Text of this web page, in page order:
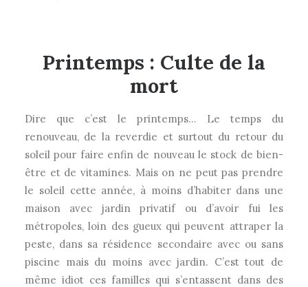
Printemps : Culte de la
mort
Dire que c’est le printemps… Le temps du
renouveau, de la reverdie et surtout du retour du
soleil pour faire enfin de nouveau le stock de bien-
être et de vitamines. Mais on ne peut pas prendre
le soleil cette année, à moins d’habiter dans une
maison avec jardin privatif ou d’avoir fui les
métropoles, loin des gueux qui peuvent attraper la
peste, dans sa résidence secondaire avec ou sans
piscine mais du moins avec jardin. C’est tout de
même idiot ces familles qui s’entassent dans des